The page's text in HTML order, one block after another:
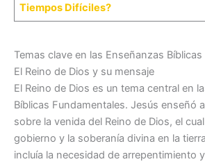
Tiempos Difíciles?
Temas clave en las Enseñanzas
El Reino de Dios y su mensaje
El Reino de Dios es un tema central en
Bíblicas Fundamentales. Jesús enseñó
sobre la venida del Reino de Dios, el
gobierno y la soberanía divina en la
incluía la necesidad de arrepentimiento